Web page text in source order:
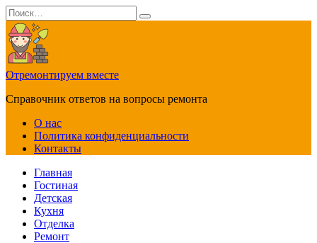
Перейти
к
содержанию
Search
for:
Отремонтируем вместе
Справочник ответов на вопросы ремонта
О нас
Политика конфиденциальности
Контакты
Главная
Гостиная
Детская
Кухня
Отделка
Ремонт